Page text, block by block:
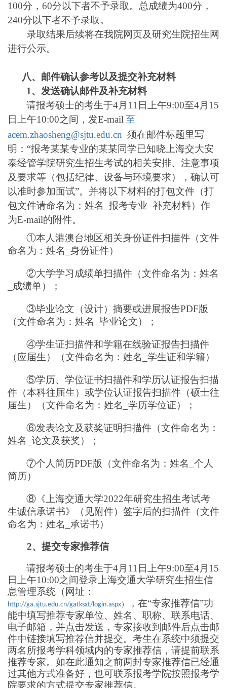
100分，60分以下者不予录取。总成绩为400分，
240分以下者不予录取。
录取结果后续将在我院网页及研究生院招生网
进行公示。
八、邮件确认参考以及提交补充材料
1 、发送确认邮件及补充材料
请报考硕士的考生于4月11日上午9:00至4月15
日上午10:00之间，发E-mail 至
acem.zhaosheng@sjtu.edu.cn 须在邮件标题里写
明：“报考某某专业的某某同学已知晓上海交大安
泰经管学院研究生招生考试的相关安排、注意事项
及要求等（包括纪律、设备与环境要求），确认可
以准时参加面试”。并将以下材料的打包文件（打
包文件请命名为：姓名_报考专业_补充材料）作
为E-mail的附件。
①本人港澳台地区相关身份证件扫描件 （文件
命名为：姓名_身份证件）
②大学学习成绩单扫描件（文件命名为：姓名
_成绩单）；
③毕业论文（设计）摘要或进展报告PDF版
（文件命名为：姓名_毕业论文）；
④学生证扫描件和学籍在线验证报告扫描件
（应届生）
（文件命名为：姓名_学生证和学籍）
⑤学历、学位证书扫描件和学历认证报告扫描
件（本科往届生）或学位认证报告扫描件（硕士往
届生）
（文件命名为：姓名_学历学位证）；
⑥发表论文及获奖证明扫描件 （文件命名为：
姓名_论文及获奖）；
⑦个人简历PDF版（文件命名为：姓名_个人
简历）
⑧《上海交通大学2022年研究生招生考试考
生诚信承诺书》（见附件）签字后的扫描件（文件
命名为：姓名_承诺书）
2、提交专家推荐信
请报考硕士的考生于4月11日上午9:00至4月15
日上午10:00之间登录上海交通大学研究生招生信
息管理系统（网址：
http://ga.sjtu.edu.cn/gatksxt/login.aspx）
，在“专家推荐信”功
能中填写推荐专家单位、姓名、职称、联系电话、
电子邮箱，并点击发送，专家接收到邮件后点击邮
件中链接填写推荐信并提交。考生在系统中须提交
两名所报考学科领域内的专家推荐信，请提前联系
推荐专家。如在此通知之前两封专家推荐信已经通
过其他方式准备好，也可联系报考学院按照报考学
院要求的方式提交专家推荐信。